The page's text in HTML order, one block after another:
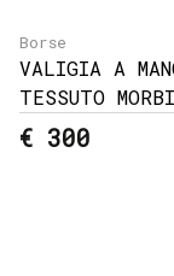
Borse
VALIGIA A
TESSUTO
€ 300